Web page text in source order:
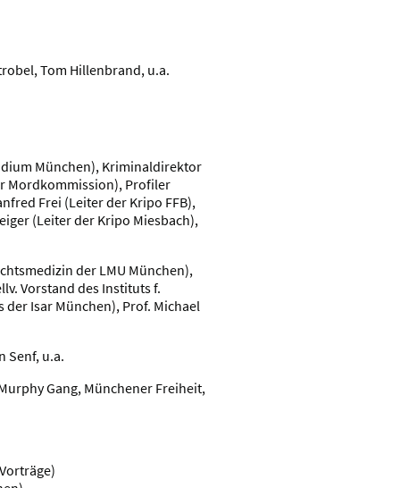
Tom Hillenbrand, u.a.
München), Kriminaldirektor
Mordkommission), Profiler
Frei (Leiter der Kripo FFB),
(Leiter der Kripo Miesbach),
der LMU München),
Vorstand des Instituts f.
Isar München), Prof. Michael
Senf, u.a.
Gang, Münchener Freiheit,